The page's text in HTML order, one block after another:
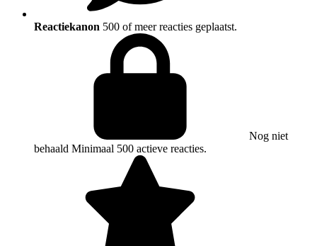
Reactiekanon 500 of meer reacties geplaatst.
Nog niet
behaald Minimaal 500 actieve reacties.